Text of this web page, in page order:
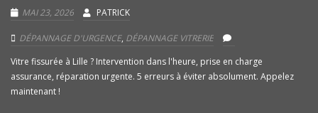
MAI 23, 2026 PATRICK
DÉPANNAGE D'URGENCE, DÉPANNAGE VITRERIE
Vitre fissurée à Lille ? Intervention dans l'heure, prise en charge
assurance, réparation urgente. 5 erreurs à éviter absolument. Appelez
maintenant !